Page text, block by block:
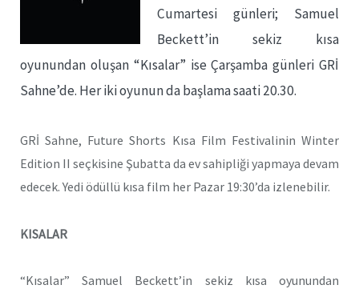
Cumartesi günleri; Samuel
Beckett’in sekiz kısa
oyunundan oluşan “Kısalar” ise Çarşamba günleri GRİ
Sahne’de. Her iki oyunun da başlama saati 20.30.
GRİ Sahne, Future Shorts Kısa Film Festivalinin Winter
Edition II seçkisine Şubatta da ev sahipliği yapmaya devam
edecek. Yedi ödüllü kısa film her Pazar 19:30’da izlenebilir.
KISALAR
“Kısalar” Samuel Beckett’in sekiz kısa oyunundan